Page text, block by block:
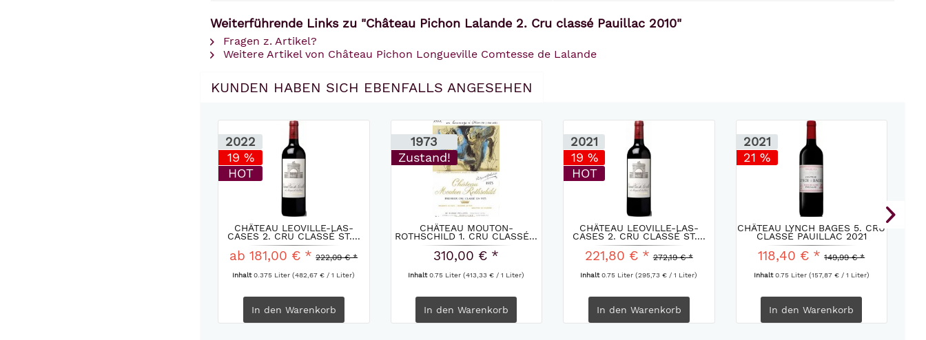
Weiterführende Links zu "Château Pichon Lalande 2. Cru classé Pauillac 2010"
Fragen z. Artikel?
Weitere Artikel von Château Pichon Longueville Comtesse de Lalande
KUNDEN HABEN SICH EBENFALLS ANGESEHEN
2022
19 %
HOT
CHÂTEAU LEOVILLE-LAS-
CASES 2. CRU CLASSÉ ST....
ab 181,00 € * 222,09 € *
Inhalt0.375 Liter(482,67 € / 1 Liter)
In den Warenkorb
1973
Zustand!
CHÂTEAU MOUTON-
ROTHSCHILD 1. CRU CLASSÉ...
310,00 € *
Inhalt0.75 Liter(413,33 € / 1 Liter)
In den Warenkorb
2021
19 %
HOT
CHÂTEAU LEOVILLE-LAS-
CASES 2. CRU CLASSÉ ST....
221,80 € * 272,19 € *
Inhalt0.75 Liter(295,73 € / 1 Liter)
In den Warenkorb
2021
21 %
CHÂTEAU LYNCH BAGES 5. CRU
CLASSÉ PAUILLAC 2021
118,40 € * 149,99 € *
Inhalt0.75 Liter (157,87 € / 1 Liter)
In den Warenkorb